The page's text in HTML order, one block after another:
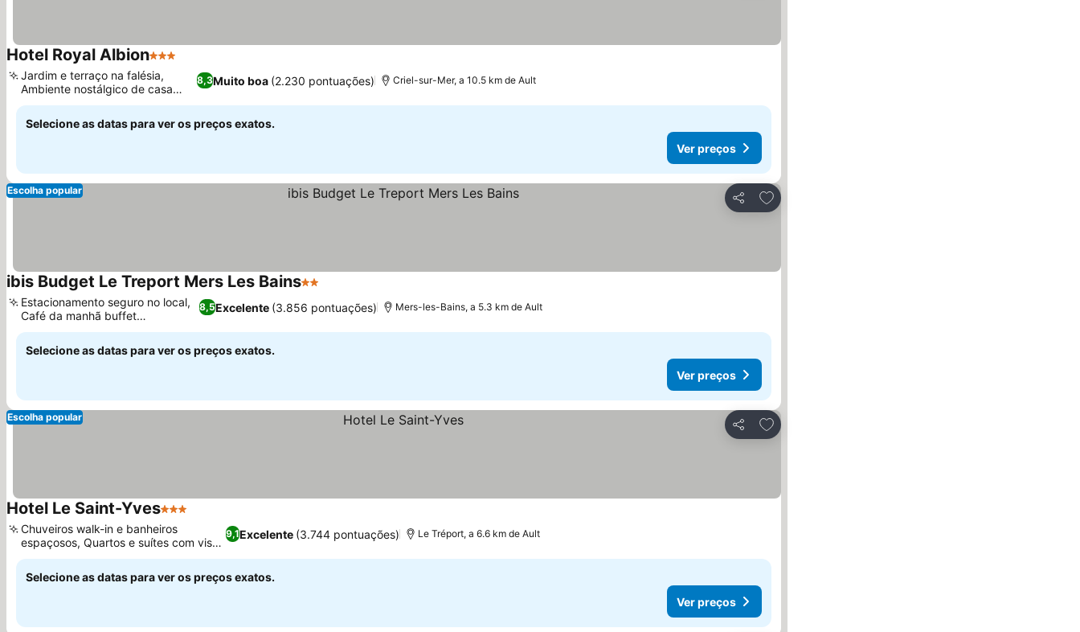
Hotel Royal Albion3 Estrelas
8,3Muito boa (2.230 pontuações)
Jardim e terraço na falésia,
Ambiente nostálgico de casa
senhorial
Criel-sur-Mer, a 10.5 km de Ault
Selecione as datas para ver os preços exatos.
Ver preços
Partilhar
Adicionar aos favoritos
Escolha popular
ibis Budget Le Treport Mers Les Bains2 Estrelas
8,5Excelente (3.856 pontuações)
Estacionamento seguro no local,
Café da manhã buffet
excepcional
Mers-les-Bains, a 5.3 km de Ault
Selecione as datas para ver os preços exatos.
Ver preços
Partilhar
Adicionar aos favoritos
Escolha popular
Hotel Le Saint-Yves3 Estrelas
9,1Excelente (3.744 pontuações)
Chuveiros walk-in e banheiros
espaçosos, Quartos e suítes com vista
para o porto
Le Tréport, a 6.6 km de Ault
Selecione as datas para ver os preços exatos.
Ver preços